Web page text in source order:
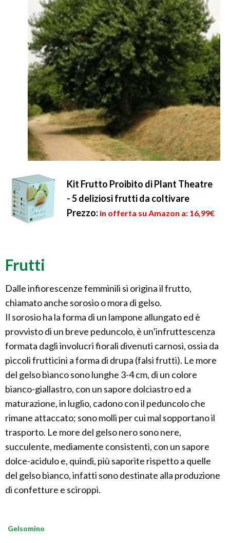
Kit Frutto Proibito di Plant Theatre
- 5 deliziosi frutti da coltivare
Prezzo: in offerta su Amazon a: 16,99€
Frutti
Dalle infiorescenze femminili si origina il frutto,
chiamato anche sorosio o mora di gelso.
Il sorosio ha la forma di un lampone allungato ed è
provvisto di un breve peduncolo, è un’infruttescenza
formata dagli involucri fiorali divenuti carnosi, ossia da
piccoli frutticini a forma di drupa (falsi frutti). Le more
del gelso bianco sono lunghe 3-4 cm, di un colore
bianco-giallastro, con un sapore dolciastro ed a
maturazione, in luglio, cadono con il peduncolo che
rimane attaccato; sono molli per cui mal sopportano il
trasporto. Le more del gelso nero sono nere,
succulente, mediamente consistenti, con un sapore
dolce-acidulo e, quindi, più saporite rispetto a quelle
del gelso bianco, infatti sono destinate alla produzione
di confetture e sciroppi.
Gelsomino